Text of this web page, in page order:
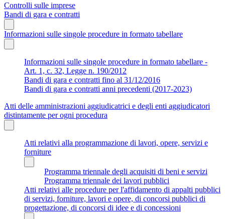
Controlli sulle imprese
Bandi di gara e contratti
Informazioni sulle singole procedure in formato tabellare
Informazioni sulle singole procedure in formato tabellare -
Art. 1, c. 32, Legge n. 190/2012
Bandi di gara e contratti fino al 31/12/2016
Bandi di gara e contratti anni precedenti (2017-2023)
Atti delle amministrazioni aggiudicatrici e degli enti aggiudicatori
distintamente per ogni procedura
Atti relativi alla programmazione di lavori, opere, servizi e
forniture
Programma triennale degli acquisiti di beni e servizi
Programma triennale dei lavori pubblici
Atti relativi alle procedure per l'affidamento di appalti pubblici
di servizi, forniture, lavori e opere, di concorsi pubblici di
progettazione, di concorsi di idee e di concessioni